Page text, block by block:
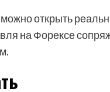
открыть
на Форексе